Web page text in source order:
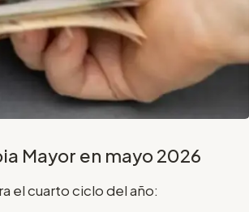
Mayor en mayo 2026
el cuarto ciclo del año: